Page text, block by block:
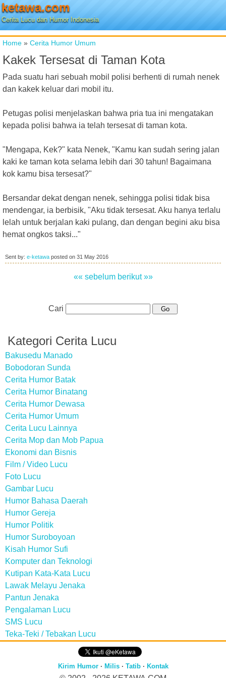
ketawa.com
Cerita Lucu dan Humor Indonesia
Home » Cerita Humor Umum
Kakek Tersesat di Taman Kota
Pada suatu hari sebuah mobil polisi berhenti di rumah nenek
dan kakek keluar dari mobil itu.
Petugas polisi menjelaskan bahwa pria tua ini mengatakan
kepada polisi bahwa ia telah tersesat di taman kota.
"Mengapa, Kek?" kata Nenek, "Kamu kan sudah sering jalan
kaki ke taman kota selama lebih dari 30 tahun! Bagaimana
kok kamu bisa tersesat?"
Bersandar dekat dengan nenek, sehingga polisi tidak bisa
mendengar, ia berbisik, "Aku tidak tersesat. Aku hanya terlalu
lelah untuk berjalan kaki pulang, dan dengan begini aku bisa
hemat ongkos taksi..."
Sent by: e-ketawa posted on 31 May 2016
«« sebelum berikut »»
Cari
Kategori Cerita Lucu
Bakusedu Manado
Bobodoran Sunda
Cerita Humor Batak
Cerita Humor Binatang
Cerita Humor Dewasa
Cerita Humor Umum
Cerita Lucu Lainnya
Cerita Mop dan Mob Papua
Ekonomi dan Bisnis
Film / Video Lucu
Foto Lucu
Gambar Lucu
Humor Bahasa Daerah
Humor Gereja
Humor Politik
Humor Suroboyoan
Kisah Humor Sufi
Komputer dan Teknologi
Kutipan Kata-Kata Lucu
Lawak Melayu Jenaka
Pantun Jenaka
Pengalaman Lucu
SMS Lucu
Teka-Teki / Tebakan Lucu
Kirim Humor· Milis· Tatib· Kontak